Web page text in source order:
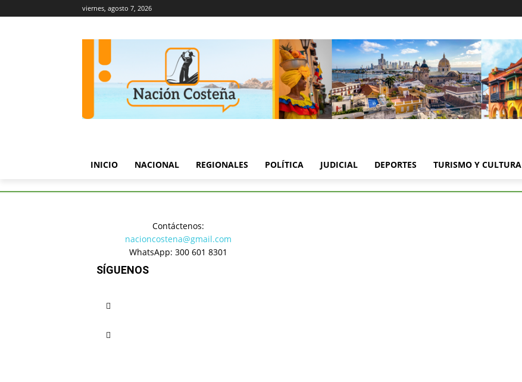
viernes, agosto 7, 2026
INICIO NACIONAL REGIONALES POLÍTICA JUDICIAL DEPORTES TURISMO Y CULTURA
Regionales
ACOPI Expresa Inquietudes sobre
Contáctenos:
nacioncostena@gmail.com
WhatsApp: 300 601 8301
SÍGUENOS